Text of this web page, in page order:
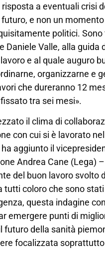
a eventuali crisi
e non un
politici. Sono
Daniele Valle, alla guida
e al quale auguro
organizzarne e
che dureranno 12
tra sei mesi».
il clima di
con cui si è lavorato
aggiunto il
Andrea Cane (Lega)
del buon lavoro svolto
tutti coloro che sono
questa indagine
emergere punti di
futuro della sanità
focalizzata soprattutto